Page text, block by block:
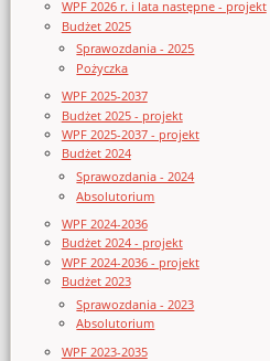
WPF 2026 r. i lata następne - projekt
Budżet 2025
Sprawozdania - 2025
Pożyczka
WPF 2025-2037
Budżet 2025 - projekt
WPF 2025-2037 - projekt
Budżet 2024
Sprawozdania - 2024
Absolutorium
WPF 2024-2036
Budżet 2024 - projekt
WPF 2024-2036 - projekt
Budżet 2023
Sprawozdania - 2023
Absolutorium
WPF 2023-2035